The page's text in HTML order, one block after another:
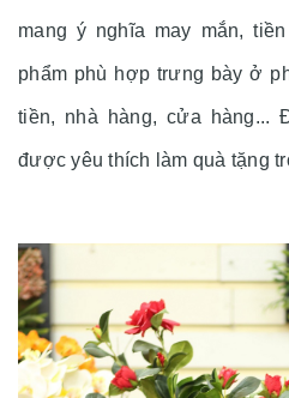
mang ý nghĩa may mắn,
phẩm phù hợp trưng bày ở
tiền, nhà hàng, cửa hàng...
được yêu thích làm quà tặng